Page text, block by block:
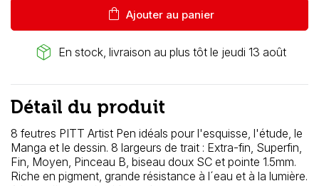
shopping_bag Ajouter au panier
package_2 En stock, livraison au plus tôt le jeudi 13 août
Détail du produit
8 feutres PITT Artist Pen idéals pour l'esquisse, l'étude, le
Manga et le dessin. 8 largeurs de trait : Extra-fin, Superfin,
Fin, Moyen, Pinceau B, biseau doux SC et pointe 1.5mm.
Riche en pigment, grande résistance à l´eau et à la lumière.